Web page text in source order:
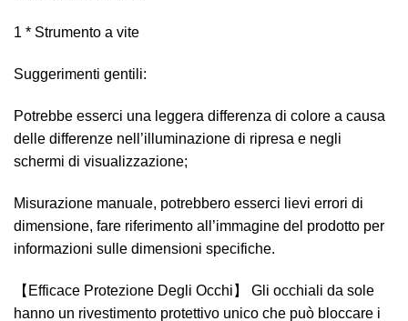
1 * Strumento a vite
Suggerimenti gentili:
Potrebbe esserci una leggera differenza di colore a causa
delle differenze nell’illuminazione di ripresa e negli
schermi di visualizzazione;
Misurazione manuale, potrebbero esserci lievi errori di
dimensione, fare riferimento all’immagine del prodotto per
informazioni sulle dimensioni specifiche.
【Efficace Protezione Degli Occhi】 Gli occhiali da sole
hanno un rivestimento protettivo unico che può bloccare i